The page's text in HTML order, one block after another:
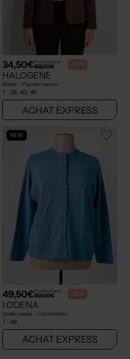
34,50€Prix boutique :
69,00€ -50%
HALOGENE
Blazer - Poches marron
T : 38, 40, 46
ACHAT EXPRESS
NEW
49,50€Prix boutique :
99,00€ -50%
I.ODENA
Veste casual - Col rond bleu
T : 48
ACHAT EXPRESS